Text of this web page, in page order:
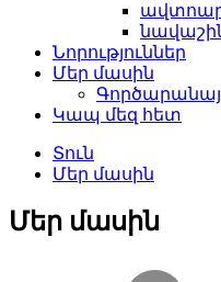
Նորություններ
Մեր մասին
Կապ մեզ հետ
Տուն
Մեր մասին
Մեր մասին